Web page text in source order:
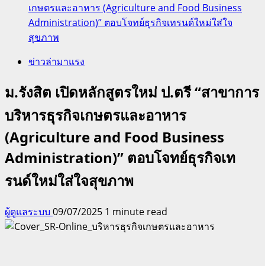
เกษตรและอาหาร (Agriculture and Food Business
Administration)” ตอบโจทย์ธุรกิจเทรนด์ใหม่ใส่ใจ
สุขภาพ
ข่าวล่ามาแรง
ม.รังสิต เปิดหลักสูตรใหม่ ป.ตรี “สาขาการ
บริหารธุรกิจเกษตรและอาหาร
(Agriculture and Food Business
Administration)” ตอบโจทย์ธุรกิจเท
รนด์ใหม่ใส่ใจสุขภาพ
ผู้ดูแลระบบ 09/07/2025 1 minute read